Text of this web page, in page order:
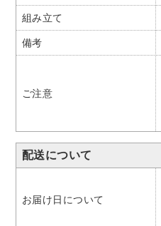
組み立て
備考
ご注意
配送について
お届け日について